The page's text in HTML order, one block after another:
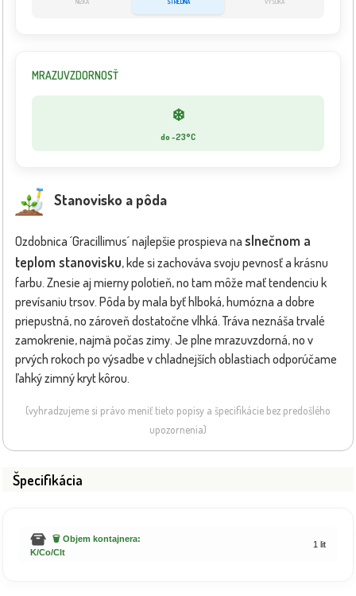
MRAZUVZDORNOSŤ
❄️
do -23°C
Stanovisko a pôda
Ozdobnica ´Gracillimus´ najlepšie prospieva na slnečnom a
teplom stanovisku, kde si zachováva svoju pevnosť a krásnu
farbu. Znesie aj mierny polotieň, no tam môže mať tendenciu k
prevísaniu trsov. Pôda by mala byť hlboká, humózna a dobre
priepustná, no zároveň dostatočne vlhká. Tráva neznáša trvalé
zamokrenie, najmä počas zimy. Je plne mrazuvzdorná, no v
prvých rokoch po výsadbe v chladnejších oblastiach odporúčame
ľahký zimný kryt kôrou.
(vyhradzujeme si právo meniť tieto popisy a špecifikácie bez predošlého
upozornenia)
Špecifikácia
🗑️ Objem kontajnera:
K/Co/Clt
1 lit